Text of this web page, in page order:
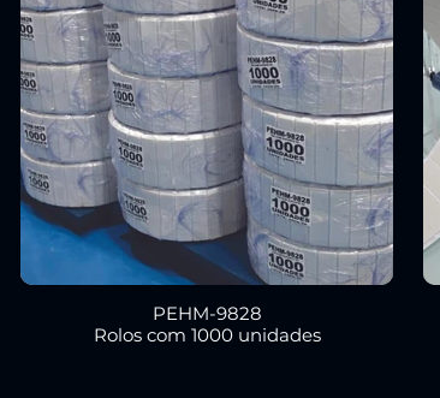
PEHM-9828
Rolos com 1000 unidades